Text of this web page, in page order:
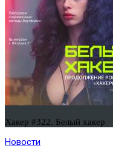
Хакер #322. Белый хакер
Новости